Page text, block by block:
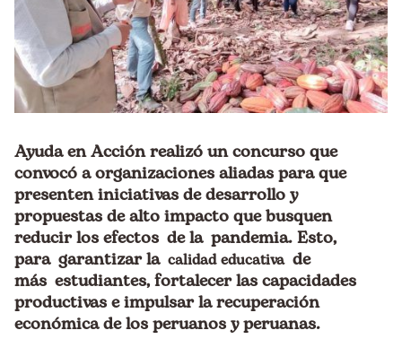
Ayuda en Acción realizó un concurso que
convocó a organizaciones aliadas para que
presenten iniciativas de desarrollo y
propuestas de alto impacto que busquen
reducir los efectos de la pandemia. Esto,
para garantizar la calidad educativade
más estudiantes, fortalecer las capacidades
productivas e impulsar la recuperación
económica de los peruanos y peruanas.